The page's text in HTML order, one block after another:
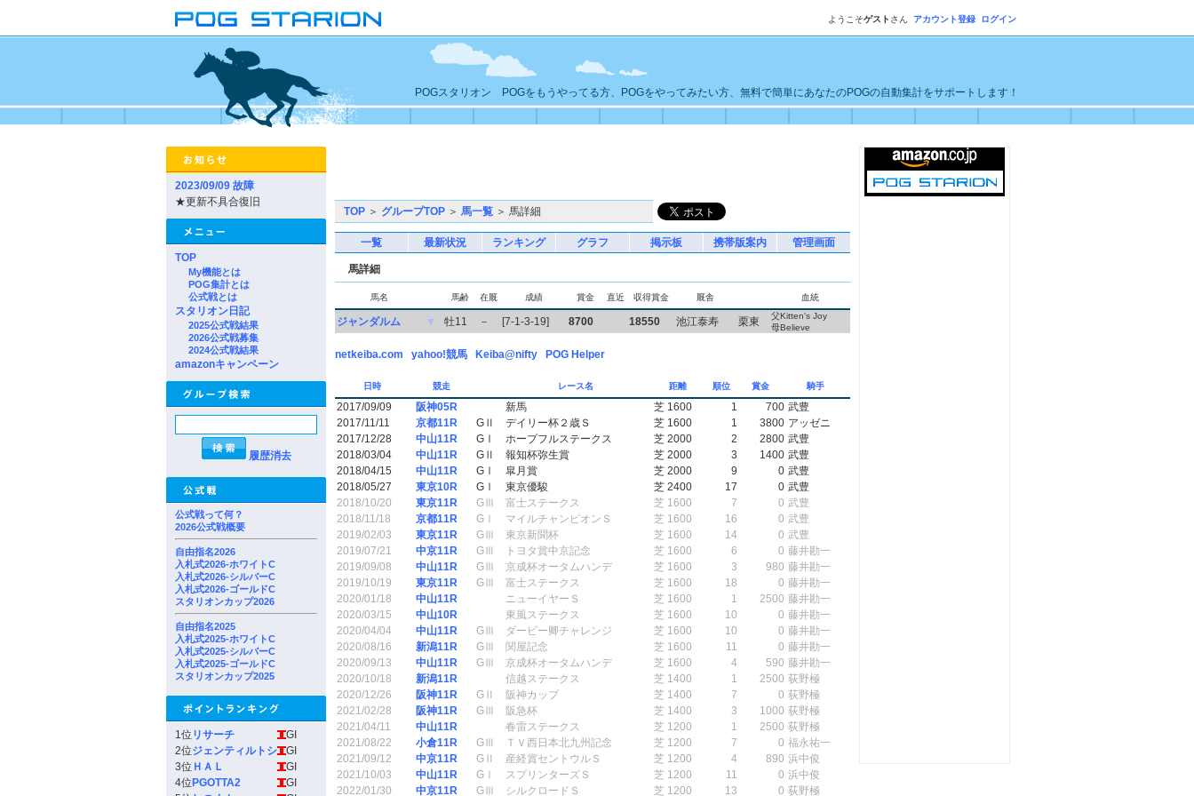
ようこそゲスト さん アカウント登録 ログイン
POGスタリオン POGをもうやってる方、POGをやってみたい方、無料で簡単にあなたのPOGの自動集計をサポートします！
2023/09/09 故障
★更新不具合復旧
TOP
My機能とは
POG集計とは
公式戦とは
スタリオン日記
2025公式戦結果
2026公式戦募集
2024公式戦結果
amazonキャンペーン
履歴消去
公式戦って何？
2026公式戦概要
自由指名2026
入札式2026-ホワイトC
入札式2026-シルバーC
入札式2026-ゴールドC
スタリオンカップ2026
自由指名2025
入札式2025-ホワイトC
入札式2025-シルバーC
入札式2025-ゴールドC
スタリオンカップ2025
1位 リサーチ
GI
2位ジェンティルトシ
GI
3位 ＨＡＬ
GI
4位 PGOTTA2
GI
TOP ＞ グループTOP ＞ 馬一覧 ＞ 馬詳細
一覧 最新状況 ランキング グラフ 掲示板 携帯版案内 管理画面
馬詳細
馬名 馬齢 在厩 成績 賞金 直近 収得賞金 厩舎 血統
ジャンダルム ▼ 牡11 － [7-1-3-19] 8700 18550 池江泰寿 栗東
父Kitten's Joy
母Believe
netkeiba.com yahoo!競馬 Keiba@nifty POG Helper
日時 競走 レース名 距離 順位 賞金 騎手
2017/09/09 阪神05R 新馬 芝 1600 1 700 武豊
2017/11/11
京都11R GⅡ デイリー杯２歳Ｓ 芝 1600 1 3800 アッゼニ
2017/12/28
中山11R GⅠ ホープフルステークス 芝 2000 2 2800 武豊
2018/03/04
中山11R GⅡ 報知杯弥生賞 芝 2000 3 1400 武豊
2018/04/15
中山11R GⅠ 皐月賞 芝 2000 9 0 武豊
2018/05/27
東京10R GⅠ 東京優駿 芝 2400 17 0 武豊
2018/10/20
東京11R GⅢ 富士ステークス 芝 1600 7 0 武豊
2018/11/18
京都11R GⅠ マイルチャンピオンＳ 芝 1600 16 0 武豊
2019/02/03
東京11R GⅢ 東京新聞杯 芝 1600 14 0 武豊
2019/07/21
中京11R GⅢ トヨタ賞中京記念 芝 1600 6 0 藤井勘一
2019/09/08
中山11R GⅢ 京成杯オータムハンデ 芝 1600 3 980 藤井勘一
2019/10/19
東京11R GⅢ 富士ステークス 芝 1600 18 0 藤井勘一
2020/01/18
中山11R ニューイヤーＳ 芝 1600 1 2500 藤井勘一
2020/03/15
中山10R 東風ステークス 芝 1600 10 0 藤井勘一
2020/04/04
中山11R GⅢ ダービー卿チャレンジ 芝 1600 10 0 藤井勘一
2020/08/16
新潟11R GⅢ 関屋記念 芝 1600 11 0 藤井勘一
2020/09/13
中山11R GⅢ 京成杯オータムハンデ 芝 1600 4 590 藤井勘一
2020/10/18
新潟11R 信越ステークス 芝 1400 1 2500 荻野極
2020/12/26
阪神11R GⅡ 阪神カップ 芝 1400 7 0 荻野極
2021/02/28
阪神11R GⅢ 阪急杯 芝 1400 3 1000 荻野極
2021/04/11
中山11R 春雷ステークス 芝 1200 1 2500 荻野極
2021/08/22
小倉11R GⅢ ＴＶ西日本北九州記念 芝 1200 7 0 福永祐一
2021/09/12
中京11R GⅡ 産経賞セントウルＳ 芝 1200 4 890 浜中俊
2021/10/03
中山11R GⅠ スプリンターズＳ 芝 1200 11 0 浜中俊
2022/01/30
中京11R GⅢ シルクロードＳ 芝 1200 13 0 荻野極